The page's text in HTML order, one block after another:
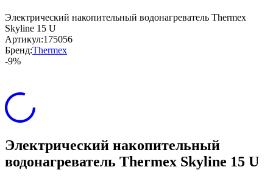
Электрический накопительный водонагреватель Thermex
Skyline 15 U
Артикул:175056
Бренд:Thermex
-9%
Электрический накопительный
водонагреватель Thermex Skyline 15 U